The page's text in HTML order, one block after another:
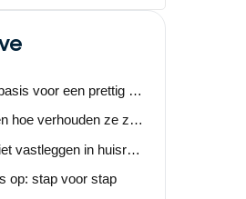
Huisregels VvE: de basis voor een prettig woonklimaat
Wat zijn huisregels en hoe verhouden ze zich tot het reglement
Wat mag je wel en niet vastleggen in huisregels
op: stap voor stap